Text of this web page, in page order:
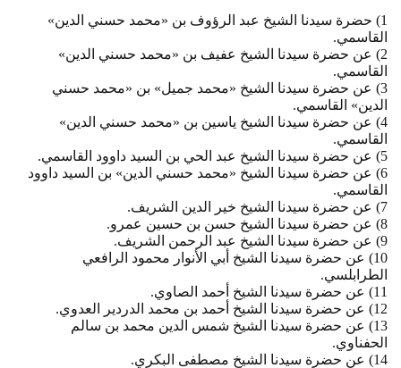
1) حضرة سيدنا الشيخ عبد الرؤوف بن «محمد حسني الدين»
القاسمي.
2) عن حضرة سيدنا الشيخ عفيف بن «محمد حسني الدين»
القاسمي.
3) عن حضرة سيدنا الشيخ «محمد جميل» بن «محمد حسني
الدين» القاسمي.
4) عن حضرة سيدنا الشيخ ياسين بن «محمد حسني الدين»
القاسمي.
5) عن حضرة سيدنا الشيخ عبد الحي بن السيد داوود القاسمي.
6) عن حضرة سيدنا الشيخ «محمد حسني الدين» بن السيد داوود
القاسمي.
7) عن حضرة سيدنا الشيخ خير الدين الشريف.
8) عن حضرة سيدنا الشيخ حسن بن حسين عمرو.
9) عن حضرة سيدنا الشيخ عبد الرحمن الشريف.
10) عن حضرة سيدنا الشيخ أبي الأنوار محمود الرافعي
الطرابلسي.
11) عن حضرة سيدنا الشيخ أحمد الصاوي.
12) عن حضرة سيدنا الشيخ أحمد بن محمد الدردير العدوي.
13) عن حضرة سيدنا الشيخ شمس الدين محمد بن سالم
الحفناوي.
14) عن حضرة سيدنا الشيخ مصطفى البكري.